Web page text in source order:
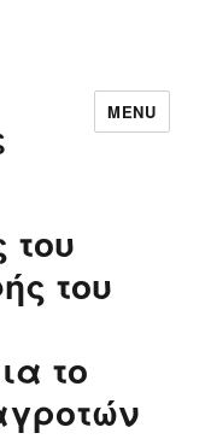
MENU
του
το